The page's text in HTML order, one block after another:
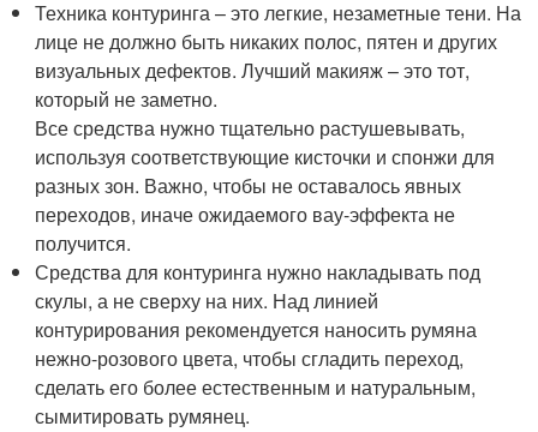
Техника контуринга – это легкие, незаметные тени. На
лице не должно быть никаких полос, пятен и других
визуальных дефектов. Лучший макияж – это тот,
который не заметно.
Все средства нужно тщательно растушевывать,
используя соответствующие кисточки и спонжи для
разных зон. Важно, чтобы не оставалось явных
переходов, иначе ожидаемого вау-эффекта не
получится.
Средства для контуринга нужно накладывать под
скулы, а не сверху на них. Над линией
контурирования рекомендуется наносить румяна
нежно-розового цвета, чтобы сгладить переход,
сделать его более естественным и натуральным,
сымитировать румянец.